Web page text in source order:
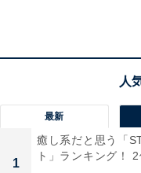
手抜きと感じないく
気合が入っている事
な世界観が豪快に描
性）」など、豪快だ
る、というコメント
最新
1
癒し系だと思う「
ト」ランキング！